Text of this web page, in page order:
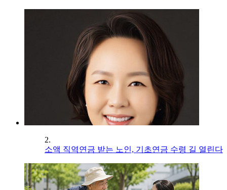
2.
소액 직역연금 받는 노인, 기초연금 수령 길 열린다